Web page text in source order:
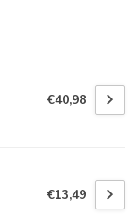
€40,98
€13,49